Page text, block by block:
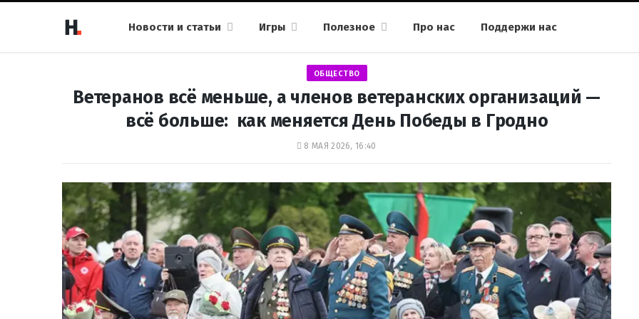
Новости и статьи Игры Полезное Про нас Поддержи нас
ОБЩЕСТВО
Ветеранов всё меньше, а членов ветеранских организаций —
всё больше: как меняется День Победы в Гродно
8 МАЯ 2026, 16:40